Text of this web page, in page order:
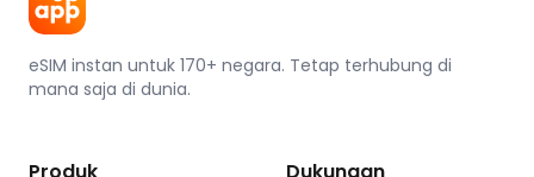
eSIM instan untuk 170+ negara. Tetap terhubung di
mana saja di dunia.